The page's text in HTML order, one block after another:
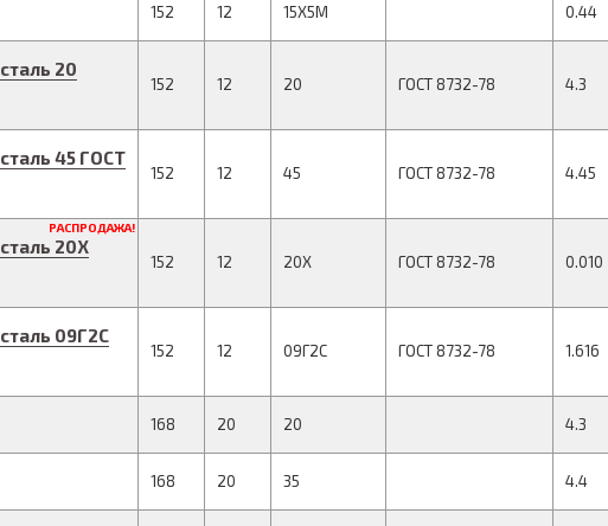
152 12 15Х5М 0.44
сталь 20
152 12 20 ГОСТ 8732-78 4.3
сталь 45 ГОСТ
152 12 45 ГОСТ 8732-78 4.45
РАСПРОДАЖА!
сталь 20Х
152 12 20Х ГОСТ 8732-78 0.010
сталь 09Г2С
152 12 09Г2С ГОСТ 8732-78 1.616
168 20 20 4.3
168 20 35 4.4